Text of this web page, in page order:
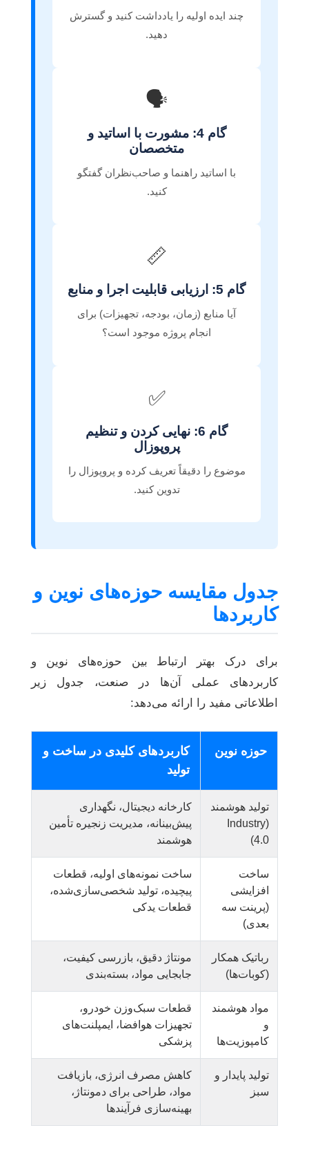
چند ایده اولیه را یادداشت کنید و گسترش
دهید.
🗣️
گام 4: مشورت با اساتید و
متخصصان
با اساتید راهنما و صاحب‌نظران گفتگو
کنید.
📏
گام 5: ارزیابی قابلیت اجرا و منابع
آیا منابع (زمان، بودجه، تجهیزات) برای
انجام پروژه موجود است؟
✅
گام 6: نهایی کردن و تنظیم
پروپوزال
موضوع را دقیقاً تعریف کرده و پروپوزال را
تدوین کنید.
جدول مقایسه حوزه‌های نوین و
کاربردها
برای درک بهتر ارتباط بین حوزه‌های نوین و
کاربردهای عملی آن‌ها در صنعت، جدول زیر
اطلاعاتی مفید را ارائه می‌دهد:
حوزه نوین
کاربردهای کلیدی در ساخت و
تولید
تولید هوشمند
(Industry
4.0)
کارخانه دیجیتال، نگهداری
پیش‌بینانه، مدیریت زنجیره تأمین
هوشمند
ساخت
افزایشی
(پرینت سه
بعدی)
ساخت نمونه‌های اولیه، قطعات
پیچیده، تولید شخصی‌سازی‌شده،
قطعات یدکی
رباتیک همکار
(کوبات‌ها)
مونتاژ دقیق، بازرسی کیفیت،
جابجایی مواد، بسته‌بندی
مواد هوشمند
و
کامپوزیت‌ها
قطعات سبک‌وزن خودرو،
تجهیزات هوافضا، ایمپلنت‌های
پزشکی
تولید پایدار و
سبز
کاهش مصرف انرژی، بازیافت
مواد، طراحی برای دمونتاژ،
بهینه‌سازی فرآیندها